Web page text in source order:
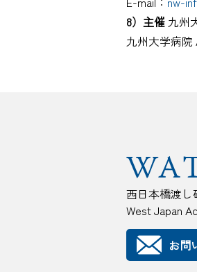
8）主催 九州
九州大学病院
西日本橋渡し
West Japan
お問